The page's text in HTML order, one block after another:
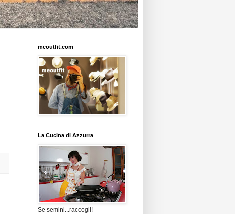
meoutfit.com
La Cucina di Azzurra
Se semini...raccogli!